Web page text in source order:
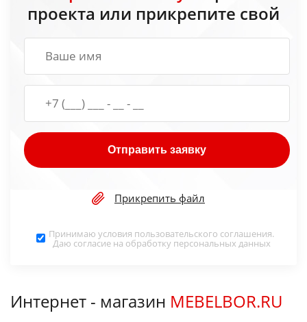
проекта или прикрепите свой
Отправить заявку
Прикрепить файл
Принимаю условия пользовательского соглашения.
Даю согласие на обработку персональных данных
Интернет - магазин MEBELBOR.RU